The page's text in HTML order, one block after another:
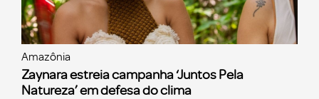
Amazônia
Zaynara estreia campanha ‘Juntos Pela
Natureza’ em defesa do clima